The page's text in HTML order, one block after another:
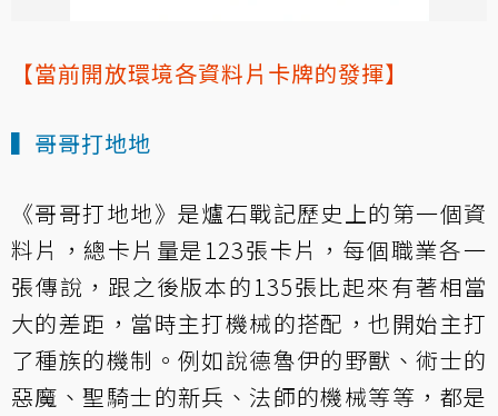
【當前開放環境各資料片卡牌的發揮】
▍哥哥打地地
《哥哥打地地》是爐石戰記歷史上的第一個資
料片，總卡片量是123張卡片，每個職業各一
張傳說，跟之後版本的135張比起來有著相當
大的差距，當時主打機械的搭配，也開始主打
了種族的機制。例如說德魯伊的野獸、術士的
惡魔、聖騎士的新兵、法師的機械等等，都是